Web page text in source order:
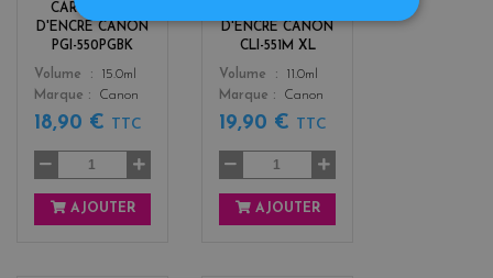
CARTOUCHE
D'ENCRE CANON
PGI-550PGBK
Color
Volume
15.0ml
Marque
Canon
18,90 € TTC
AJOUTER
D'ENCRE CANON
CLI-551M XL
Color
t
Volume
11.0ml
Marque
Canon
19,90 € TTC
AJOUTER